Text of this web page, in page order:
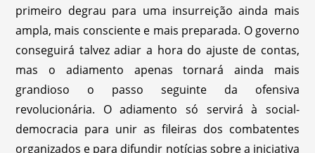
primeiro degrau para uma insurreição ainda mais
ampla, mais consciente e mais preparada. O governo
conseguirá talvez adiar a hora do ajuste de contas,
mas o adiamento apenas tornará ainda mais
grandioso o passo seguinte da ofensiva
revolucionária. O adiamento só servirá à social-
democracia para unir as fileiras dos combatentes
organizados e para difundir notícias sobre a iniciativa